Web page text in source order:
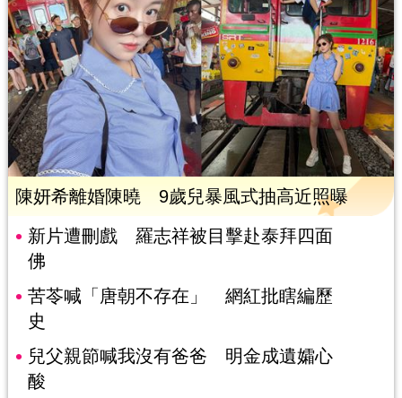
陳妍希離婚陳曉 9歲兒暴風式抽高近照曝
新片遭刪戲 羅志祥被目擊赴泰拜四面
佛
苦苓喊「唐朝不存在」 網紅批瞎編歷
史
兒父親節喊我沒有爸爸 明金成遺孀心
酸